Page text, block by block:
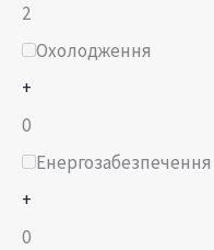
2
Охолодження
+
0
Енергозабезпечення
+
0